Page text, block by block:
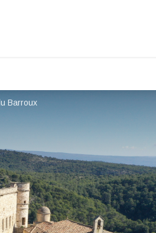
Barroux